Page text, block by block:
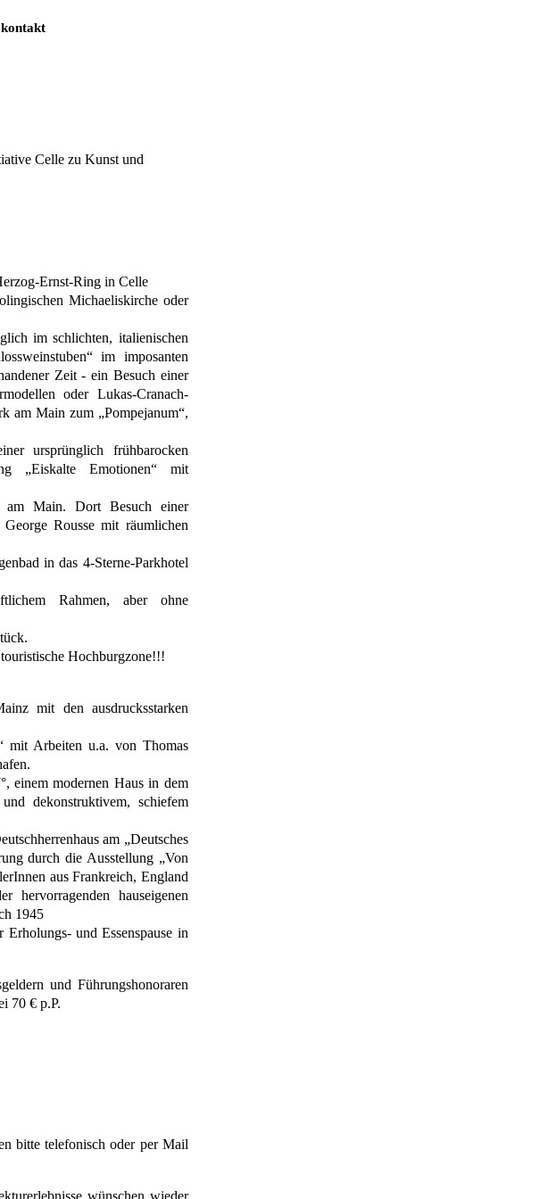
kontakt
Celle zu Kunst und
Ernst-Ring in Celle
Michaeliskirche oder
im schlichten, italienischen
im imposanten
Zeit - ein Besuch einer
oder Lukas-Cranach-
am Main zum „Pompejanum“,
ursprünglich frühbarocken
„Eiskalte Emotionen“ mit
am Main. Dort Besuch einer
Rousse mit räumlichen
in das 4-Sterne-Parkhotel
Rahmen, aber ohne
Hochburgzone!!!
mit den ausdrucksstarken
mit Arbeiten u.a. von Thomas
einem modernen Haus in dem
dekonstruktivem, schiefem
am „Deutsches
durch die Ausstellung „Von
aus Frankreich, England
hauseigenen
1945
und Essenspause in
und Führungshonoraren
70 € p.P.
bitte telefonisch oder per Mail
wünschen wieder